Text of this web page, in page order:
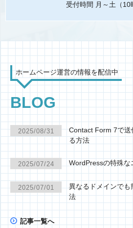
受付時間 月～土（10
ホームページ運営の情報を配信中
BLOG
2025/08/31
Contact Form 7で送
る方法
2025/07/24 WordPressの特殊な
2025/07/01
異なるドメインで
法
記事一覧へ